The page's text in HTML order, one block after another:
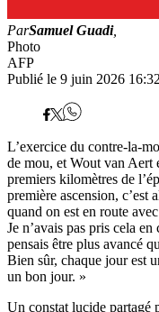
ParSamuel Guadi,
Photo
AFP
Publié le 9 juin 2026 16:32
L’exercice du contre-la-
de mou, et Wout van Aert
premiers kilomètres de
première ascension,
quand on est en route
Je n’avais pas pris cela
pensais être plus avancé
Bien sûr, chaque jour est
un bon jour. »
Un constat lucide partagé